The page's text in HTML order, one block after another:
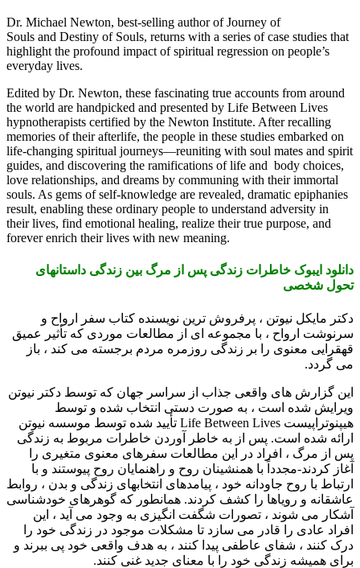
Dr. Michael Newton, best-selling author of Journey of
Souls and Destiny of Souls, returns with a series of case studies that
highlight the profound impact of spiritual regression on people’s
everyday lives.
Edited by Dr. Newton, these fascinating true accounts from around
the world are handpicked and presented by Life Between Lives
hypnotherapists certified by the Newton Institute. After recalling
memories of their afterlife, the people in these studies embarked on
life-changing spiritual journeys—reuniting with soul mates and spirit
guides, and discovering the ramifications of life and body choices,
love relationships, and dreams by communing with their immortal
souls. As gems of self-knowledge are revealed, dramatic epiphanies
result, enabling these ordinary people to understand adversity in
their lives, find emotional healing, realize their true purpose, and
forever enrich their lives with new meaning.
دانلود ایبوک خاطرات زندگی پس از مرگ بین زندگی داستانهای
تحول شخصی
دکتر مایکل نیوتن ، پرفروش ترین نویسنده کتاب سفر ارواح و
سرنوشت ارواح ، با مجموعه ای از مطالعات موردی که تأثیر عمیق
قهقرایی معنوی را بر زندگی روزمره مردم برجسته می کند ، باز
می گردد.
این گزارش های واقعی جذاب از سراسر جهان که توسط دکتر نیوتن
ویرایش شده است ، به صورت دستی انتخاب شده و توسط
هیپنوتراپیست Life Between Lives تأیید شده توسط موسسه نیوتن
ارائه شده است. پس از به خاطر آوردن خاطرات مربوط به زندگی
پس از مرگ ، افراد در این مطالعات سفرهای معنوی متغیری را
آغاز کردند-مجدداً با همنشینان روح و راهنمایان روح پیوستند و با
ارتباط با روح جاودانه خود ، پیامدهای انتخابهای زندگی و بدن ، روابط
عاشقانه و رویاها را کشف کردند. همانطور که گوهرهای خودشناسی
آشکار می شوند ، تصورات شگفت انگیزی به وجود می آید ، این
افراد عادی را قادر می سازد تا مشکلات موجود در زندگی خود را
درک کنند ، شفای عاطفی پیدا کنند ، به هدف واقعی خود پی ببرند و
برای همیشه زندگی خود را با معنای جدید غنی کنند.